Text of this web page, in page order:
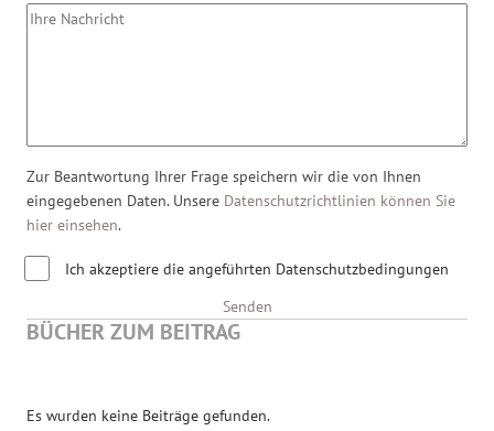
Zur Beantwortung Ihrer Frage speichern wir die von Ihnen
eingegebenen Daten. Unsere Datenschutzrichtlinien können Sie
hier einsehen.
Ich akzeptiere die angeführten Datenschutzbedingungen
Senden
BÜCHER ZUM BEITRAG
Es wurden keine Beiträge gefunden.